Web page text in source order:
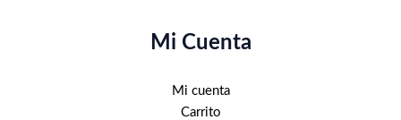
la
Mi Cuenta
Mi cuenta
Carrito